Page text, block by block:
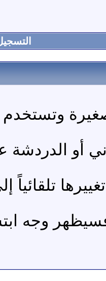
وتستخدم
أو الدردشة
تلقائياً
وجه